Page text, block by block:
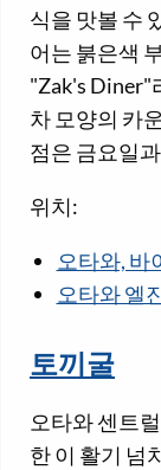
식을 맛볼 수
어는 붉은색
"Zak's Diner"
차 모양의 카
점은 금요일
위치:
오타와, 바
오타와 엘
토끼굴
오타와 센트
한 이 활기 넘